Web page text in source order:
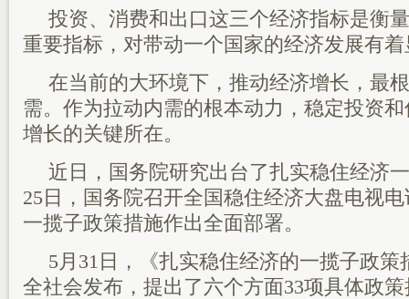
投资、消费和出口这三个经济指标是衡
重要指标，对带动一个国家的经济发展有
在当前的大环境下，推动经济增长，最
需。作为拉动内需的根本动力，稳定投资
增长的关键所在。
近日，国务院研究出台了扎实稳住经济
25日，国务院召开全国稳住经济大盘电视
一揽子政策措施作出全面部署。
5月31日，《扎实稳住经济的一揽子政
全社会发布，提出了六个方面33项具体政